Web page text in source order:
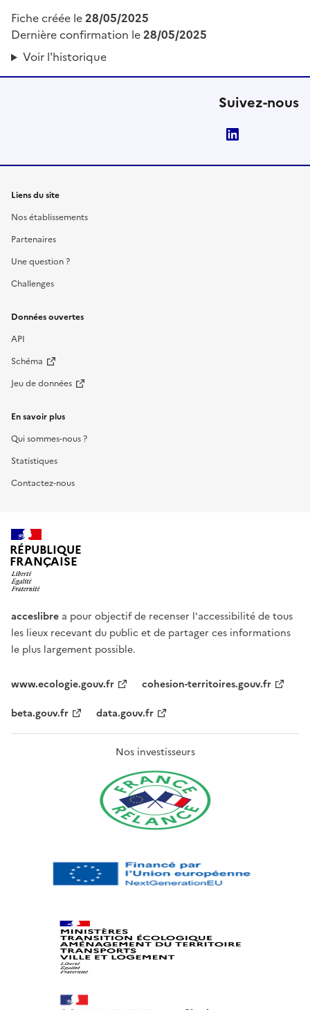
Fiche créée le28/05/2025
Dernière confirmation le28/05/2025
Voir l'historique
Suivez-nous
Liens du site
Nos établissements
Partenaires
Une question ?
Challenges
Données ouvertes
API
Schéma
Jeu de données
En savoir plus
Qui sommes-nous ?
Statistiques
Contactez-nous
RÉPUBLIQUE
FRANÇAISE
acceslibre a pour objectif de recenser l'accessibilité de tous
les lieux recevant du public et de partager ces informations
le plus largement possible.
www.ecologie.gouv.fr
cohesion-territoires.gouv.fr
beta.gouv.fr
data.gouv.fr
Nos investisseurs